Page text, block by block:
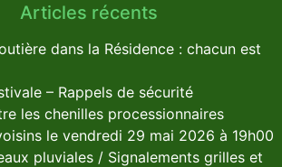
Articles récents
dans la Résidence : chacun est
– Rappels de sécurité
les chenilles processionnaires
le vendredi 29 mai 2026 à 19h00
pluviales / Signalements grilles et